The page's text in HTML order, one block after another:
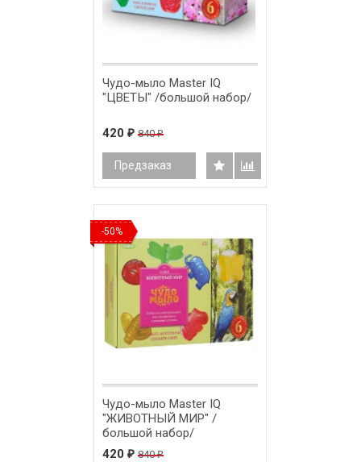
Чудо-мыло Master IQ
"ЦВЕТЫ" /большой набор/
420 ₽ 840₽
Предзаказ
-50%
Чудо-мыло Master IQ
"ЖИВОТНЫЙ МИР" /
большой набор/
420 ₽ 840₽